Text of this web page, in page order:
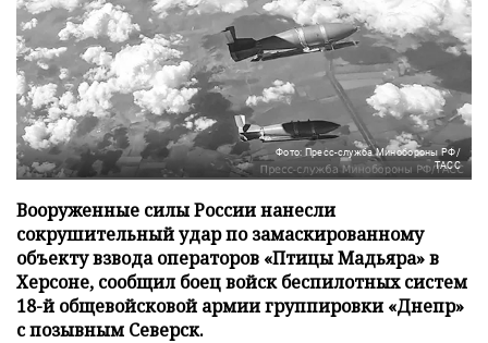
Фото: Пресс-служба Минобороны РФ/
ТАСС
Вооруженные силы России нанесли
сокрушительный удар по замаскированному
объекту взвода операторов «Птицы Мадьяра» в
Херсоне, сообщил боец войск беспилотных систем
18-й общевойсковой армии группировки «Днепр»
с позывным Северск.